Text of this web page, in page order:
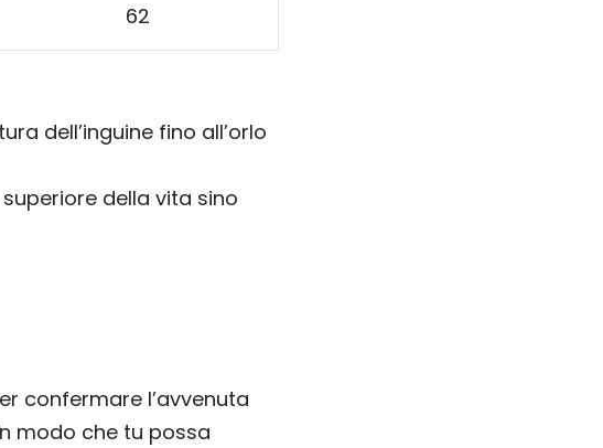
62
dell’inguine fino all’orlo
della vita sino
confermare l’avvenuta
modo che tu possa